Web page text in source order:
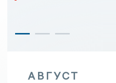
АВГУСТ